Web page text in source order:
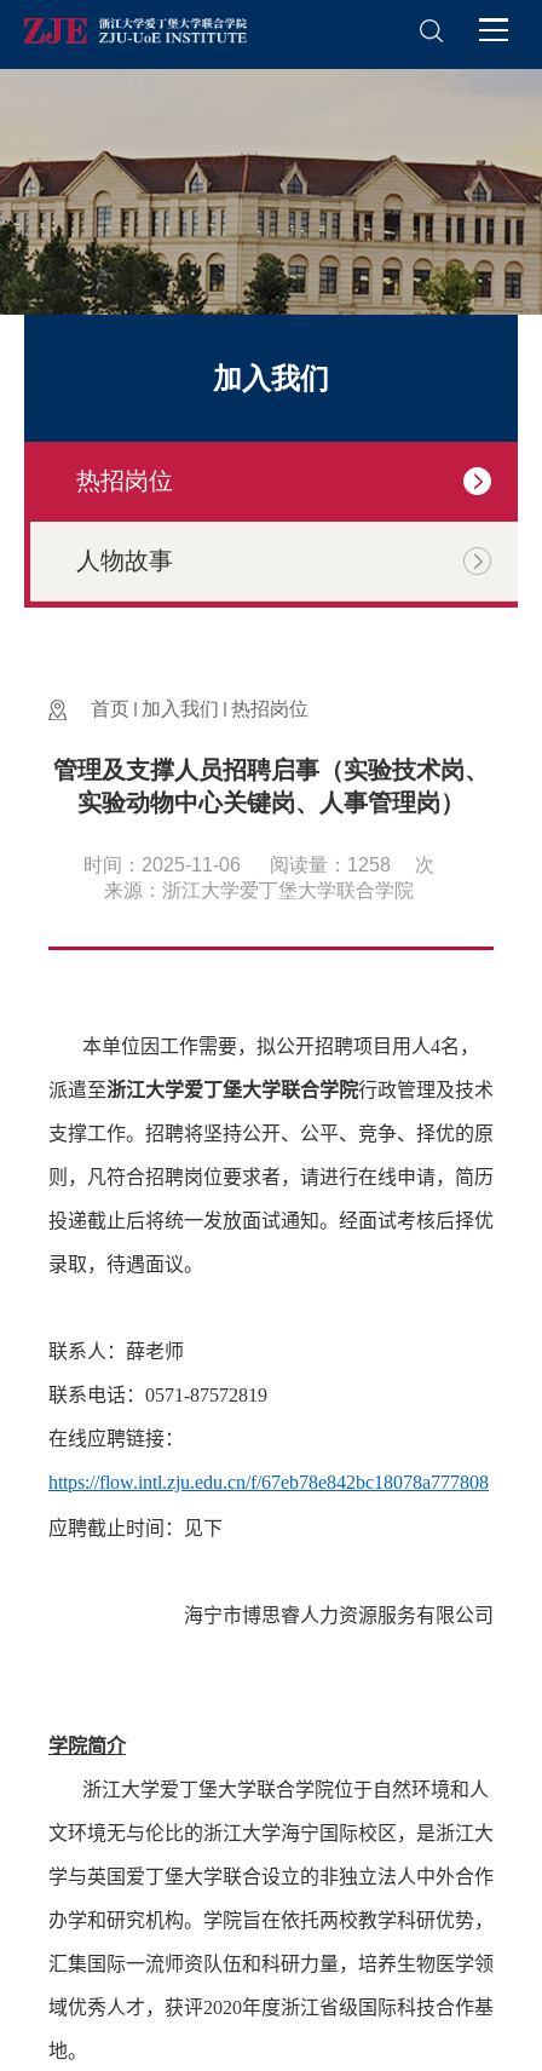
加入我们
热招岗位
人物故事
首页 加入我们 热招岗位
管理及支撑人员招聘启事（实验技术岗、
实验动物中心关键岗、人事管理岗）
时间：2025-11-06 阅读量： 1258
次
来源：浙江大学爱丁堡大学联合学院
本单位因工作需要，拟公开招聘项目用人4名，
派遣至浙江大学爱丁堡大学联合学院行政管理及技术
支撑工作。招聘将坚持公开、公平、竞争、择优的原
则，凡符合招聘岗位要求者，请进行在线申请，简历
投递截止后将统一发放面试通知。经面试考核后择优
录取，待遇面议。
联系人：薛老师
联系电话： 0571-87572819
在线应聘链接：
https://flow.intl.zju.edu.cn/f/67eb78e842bc18078a777808
应聘截止时间：见下
海宁市博思睿人力资源服务有限公司
学院简介
浙江大学爱丁堡大学联合学院位于自然环境和人
文环境无与伦比的浙江大学海宁国际校区，是浙江大
学与英国爱丁堡大学联合设立的非独立法人中外合作
办学和研究机构。学院旨在依托两校教学科研优势，
汇集国际一流师资队伍和科研力量，培养生物医学领
域优秀人才，获评2020年度浙江省级国际科技合作基
地。